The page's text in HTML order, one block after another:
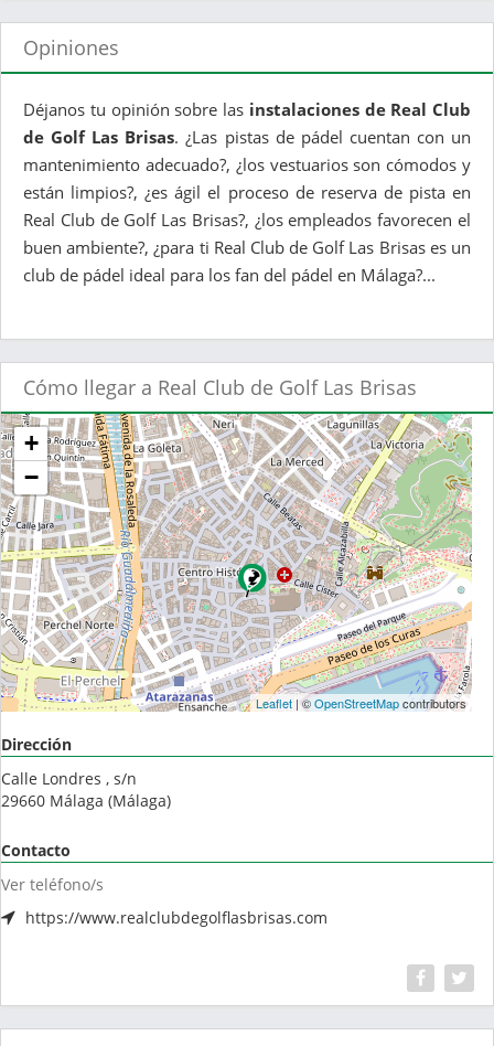
Opiniones
Déjanos tu opinión sobre las instalaciones de Real Club
de Golf Las Brisas. ¿Las pistas de pádel cuentan con un
mantenimiento adecuado?, ¿los vestuarios son cómodos y
están limpios?, ¿es ágil el proceso de reserva de pista en
Real Club de Golf Las Brisas?, ¿los empleados favorecen el
buen ambiente?, ¿para ti Real Club de Golf Las Brisas es un
club de pádel ideal para los fan del pádel en Málaga?...
Cómo llegar a Real Club de Golf Las Brisas
+
−
Leaflet| ©OpenStreetMapcontributors
Dirección
Calle Londres , s/n
29660 Málaga (Málaga)
Contacto
Ver teléfono/s
https://www.realclubdegolflasbrisas.com